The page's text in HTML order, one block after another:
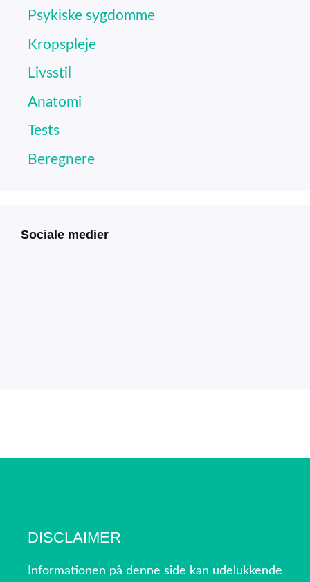
Psykiske sygdomme
Kropspleje
Livsstil
Anatomi
Tests
Beregnere
Sociale medier
DISCLAIMER
Informationen på denne side kan udelukkende